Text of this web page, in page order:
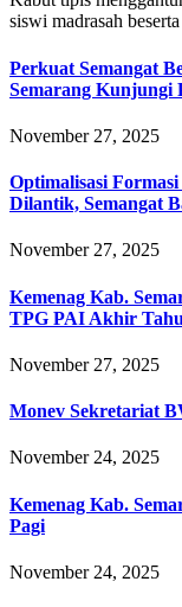
siswi madrasah
Perkuat Semangat
Semarang Kunjungi
November 27, 2025
Optimalisasi
Dilantik, Semangat
November 27, 2025
Kemenag Kab.
TPG PAI Akhir
November 27, 2025
Monev Sekretariat
November 24, 2025
Kemenag Kab.
Pagi
November 24, 2025